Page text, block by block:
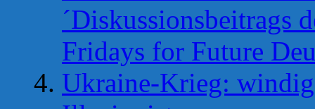
´Diskussionsbeitrags
Fridays for Future
Ukraine-Krieg: